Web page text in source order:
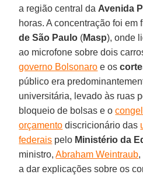
a região central da Avenida
horas. A concentração foi em
de São Paulo (Masp), onde
ao microfone sobre dois
governo Bolsonaro e os
público era
universitária, levado às ruas
bloqueio de bolsas e o
orçamento discricionário das
federais pelo Ministério da
ministro,Abraham Weintraub,
a dar explicações sobre os